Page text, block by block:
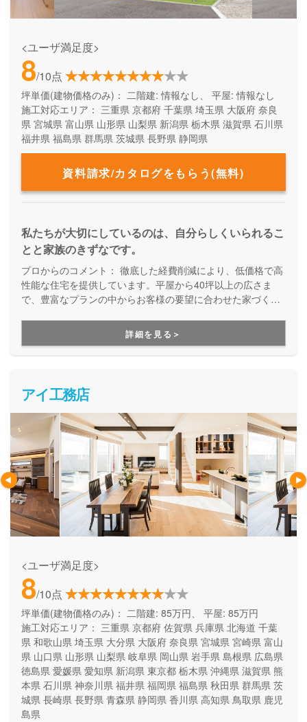
<ユーザ満足度>
8/10点
坪単価(建物価格のみ)： 二階建: 情報なし、 平屋: 情報なし
施工対応エリア： 三重県 京都府 千葉県 埼玉県 大阪府 奈良
県 宮城県 富山県 山形県 山梨県 新潟県 栃木県 滋賀県 石川県
福井県 福島県 群馬県 茨城県 長野県 静岡県
資料請求/カタログをもらう(無料)
私たちが大切にしているのは、自分らしくいられるこ
とと家族のきずなです。
プロからのコメント： 徹底した経費削減により、低価格で高
性能な住宅を提供しています。平屋から40坪以上の広さま
で、豊富なプランの中からお客様の要望に合わせた家づくり
ず、予算内で快適な住まいを建てたい方にオススメです。
詳細を見る＞
アイ工務店
<ユーザ満足度>
8/10点
坪単価(建物価格のみ)： 二階建: 85万円、 平屋: 85万円
施工対応エリア： 三重県 京都府 佐賀県 兵庫県 北海道 千葉
県 和歌山県 埼玉県 大分県 大阪府 奈良県 宮城県 宮崎県 富山
県 山口県 山形県 山梨県 岐阜県 岡山県 岩手県 島根県 広島県
徳島県 愛媛県 愛知県 新潟県 東京都 栃木県 沖縄県 滋賀県 熊
本県 石川県 神奈川県 福井県 福岡県 福島県 秋田県 群馬県 茨
城県 長崎県 長野県 青森県 静岡県 香川県 高知県 鳥取県 鹿児
島県